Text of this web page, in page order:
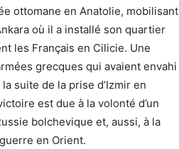
ottomane en Anatolie, mobilisant
où il a installé son quartier
les Français en Cilicie. Une
grecques qui avaient envahi
suite de la prise d’Izmir en
est due à la volonté d’un
bolchevique et, aussi, à la
en Orient.